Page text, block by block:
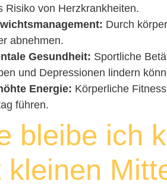
Risiko von Herzkrankheiten.
Durch
abnehmen.
Gesundheit: Sportliche
und Depressionen lindern
Energie: Körperliche
führen.
bleibe ich
kleinen